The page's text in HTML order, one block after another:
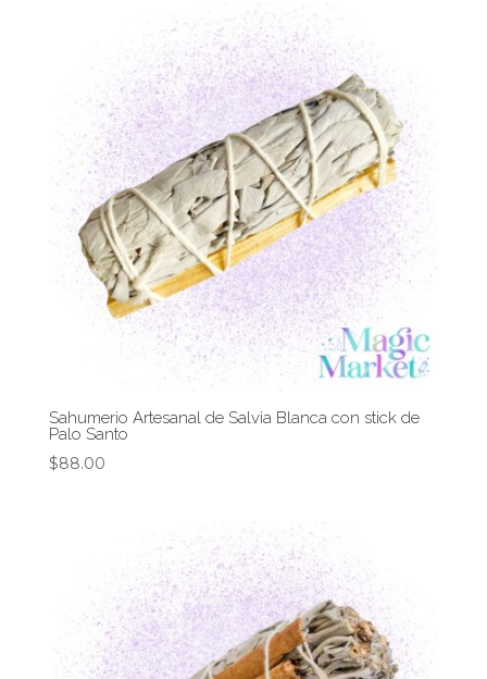
Sahumerio Artesanal de Salvia Blanca con stick de
Palo Santo
$88.00